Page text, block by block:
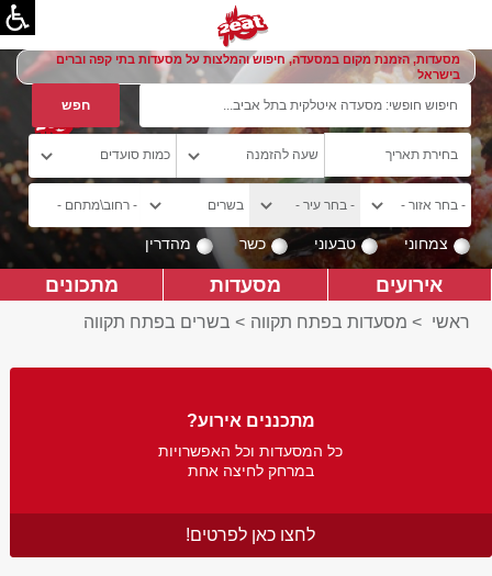
מסעדות, הזמנת מקום במסעדה, חיפוש והמלצות על מסעדות בתי קפה וברים
בישראל
צמחוני טבעוני כשר מהדרין
אירועים מסעדות מתכונים
ראשי > מסעדות בפתח תקווה > בשרים בפתח תקווה
מתכננים אירוע?
כל המסעדות וכל האפשרויות
במרחק לחיצה אחת
לחצו כאן לפרטים!